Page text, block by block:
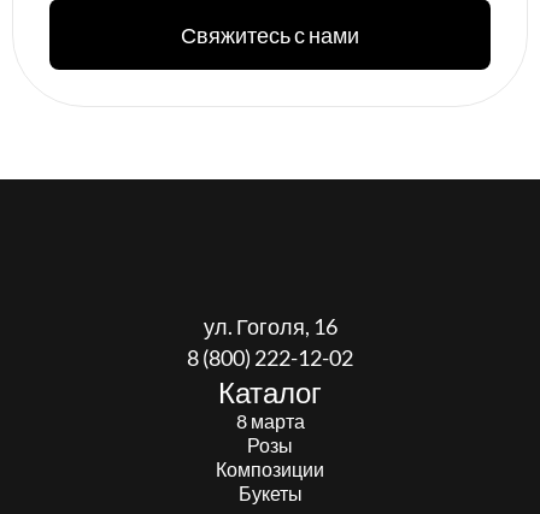
Свяжитесь с нами
ул. Гоголя, 16
8 (800) 222-12-02
Каталог
8 марта
Розы
Композиции
Букеты